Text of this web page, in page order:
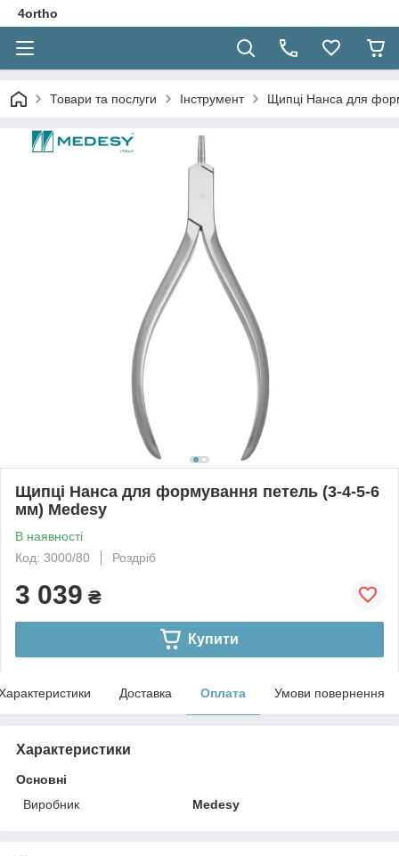
4ortho
Товари та послуги Інструмент Щипці Нанса для
Щипці Нанса для формування петель (3-4-5-6
мм) Medesy
В наявності
Код: 3000/80
Роздріб
3 039 ₴
Купити
Доставка Оплата Умови повернення
Характеристики
Основні
Виробник
Medesy